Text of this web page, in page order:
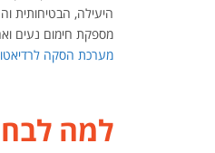
היעילה, הבטיחותית
מספקת חימום נעים ואחיד בכל חדרי הבית,
מערכת הסקה
למה